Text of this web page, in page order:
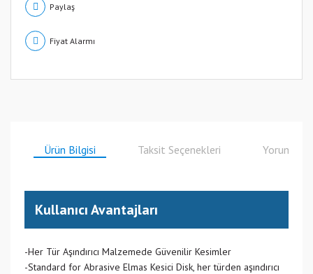
Paylaş
Fiyat Alarmı
Ürün Bilgisi Taksit Seçenekleri Yorumlar
Kullanıcı Avantajları
-Her Tür Aşındırıcı Malzemede Güvenilir Kesimler
-Standard for Abrasive Elmas Kesici Disk, her türden aşındırıcı